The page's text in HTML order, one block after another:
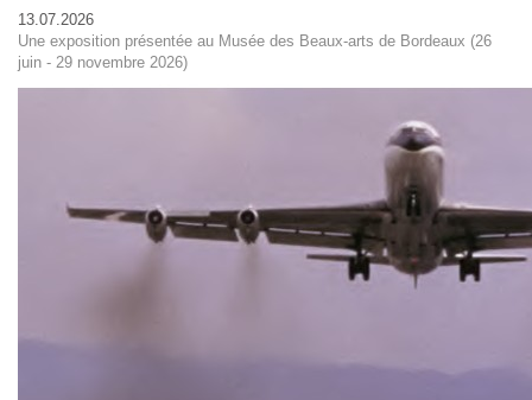
13.07.2026
Une exposition présentée au Musée des Beaux-arts de Bordeaux (26
juin - 29 novembre 2026)